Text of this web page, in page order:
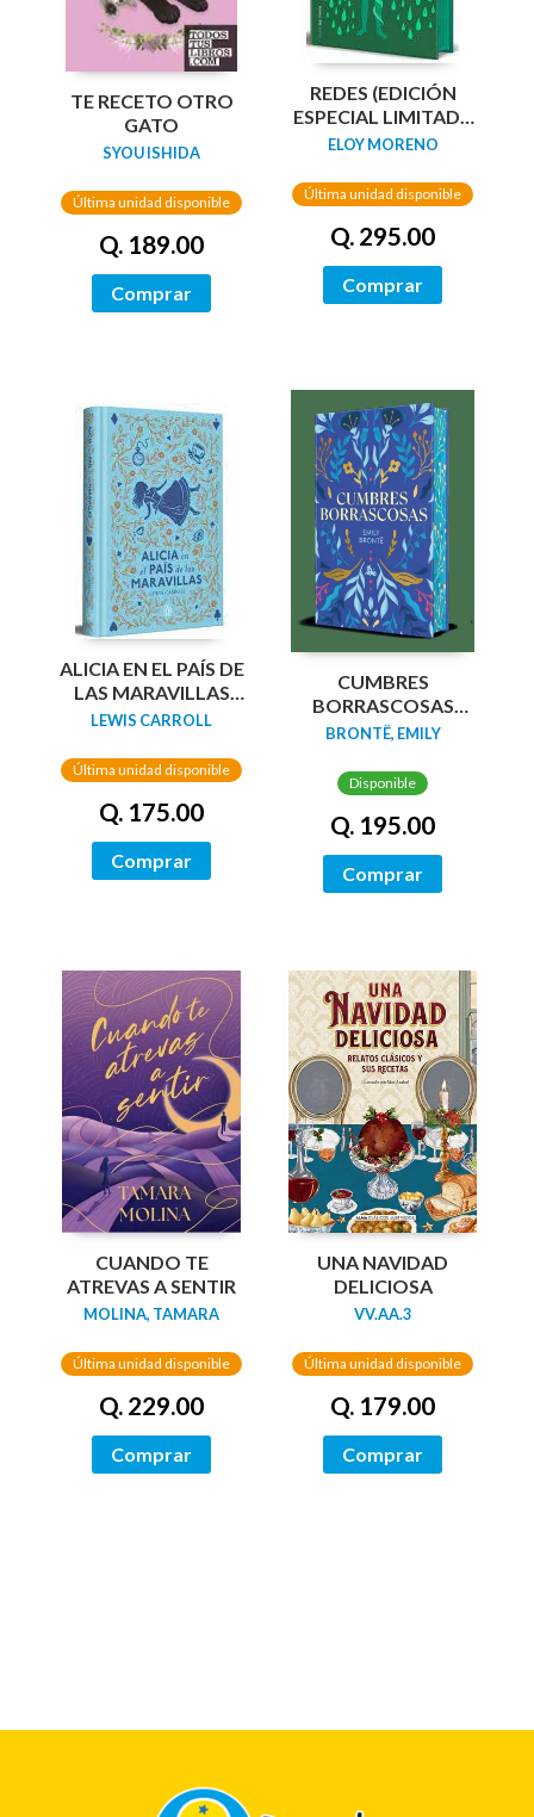
TE RECETO OTRO
GATO
SYOU ISHIDA
Última unidad disponible
Q. 189.00
Comprar
REDES (EDICIÓN
ESPECIAL LIMITADA
GUARDAS DRAGÓN)
ELOY MORENO
Última unidad disponible
Q. 295.00
Comprar
ALICIA EN EL PAÍS DE
LAS MARAVILLAS
(EDICIÓN LIMITADA
PINTADOS)
LEWIS CARROLL
Última unidad disponible
Q. 175.00
Comprar
CUMBRES
BORRASCOSAS
(EDICION LIMITADA
TINTADOS)
BRONTË, EMILY
Disponible
Q. 195.00
Comprar
CUANDO TE
ATREVAS A SENTIR
MOLINA, TAMARA
Última unidad disponible
Q. 229.00
Comprar
UNA NAVIDAD
DELICIOSA
VV.AA.3
Última unidad disponible
Q. 179.00
Comprar